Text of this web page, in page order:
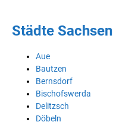
Städte Sachsen
Aue
Bautzen
Bernsdorf
Bischofswerda
Delitzsch
Döbeln